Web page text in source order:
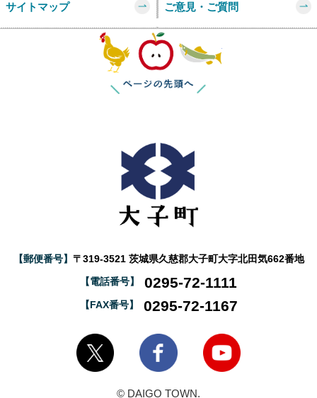
サイトマップ ご意見・ご質問
【郵便番号】 〒319-3521 茨城県久慈郡大子町大字北田気662番地
【電話番号】 0295-72-1111
【FAX番号】 0295-72-1167
大子町Twitter 大子町Facebook
© DAIGO TOWN.